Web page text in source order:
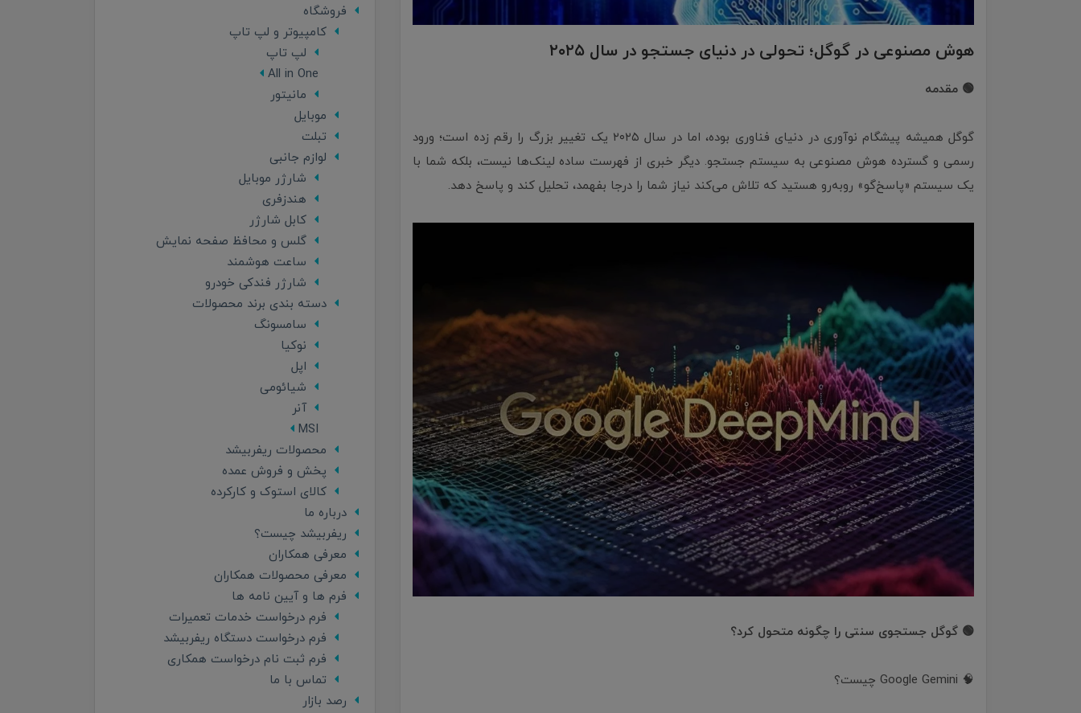
هوش مصنوعی در گوگل؛ تحولی در دنیای جستجو در سال ۲۰۲۵
🟢 مقدمه
گوگل همیشه پیشگام نوآوری در دنیای فناوری بوده، اما در سال ۲۰۲۵ یک تغییر بزرگ را رقم زده است؛ ورود
رسمی و گسترده هوش مصنوعی به سیستم جستجو. دیگر خبری از فهرست ساده لینک‌ها نیست، بلکه شما با
یک سیستم «پاسخ‌گو» روبه‌رو هستید که تلاش می‌کند نیاز شما را درجا بفهمد، تحلیل کند و پاسخ دهد.
🟢 گوگل جستجوی سنتی را چگونه متحول کرد؟
🧠 Google Gemini چیست؟
فروشگاه
کامپیوتر و لپ تاپ
لپ تاپ
All in One
مانیتور
موبایل
تبلت
لوازم جانبی
شارژر موبایل
هندزفری
کابل شارژر
گلس و محافظ صفحه نمایش
ساعت هوشمند
شارژر فندکی خودرو
دسته بندی برند محصولات
سامسونگ
نوکیا
اپل
شیائومی
آنر
MSI
محصولات ریفربیشد
پخش و فروش عمده
کالای استوک و کارکرده
درباره ما
ریفربیشد چیست؟
معرفی همکاران
معرفی محصولات همکاران
فرم ها و آیین نامه ها
فرم درخواست خدمات تعمیرات
فرم درخواست دستگاه ریفربیشد
فرم ثبت نام درخواست همکاری
تماس با ما
رصد بازار